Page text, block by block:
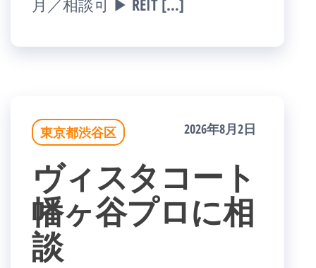
月／相談可 ▶ REIT […]
東京都渋谷区 2026年8月2日
ヴィスタコート
幡ヶ谷プロに相
談